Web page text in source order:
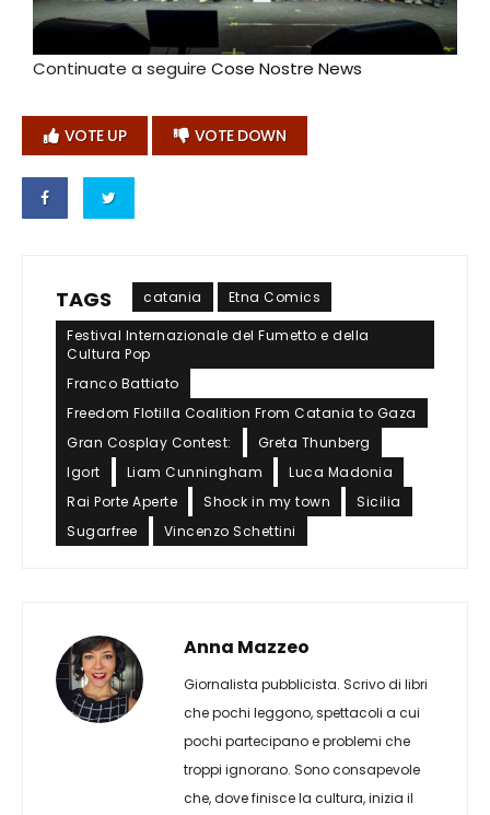
Continuate a seguire Cose Nostre News
VOTE UP VOTE DOWN
TAGS catania Etna Comics
Festival Internazionale del Fumetto e della
Cultura Pop
Franco Battiato
Freedom Flotilla Coalition From Catania to Gaza
Gran Cosplay Contest:
Greta Thunberg
Igort
Liam Cunningham
Luca Madonia
Rai Porte Aperte
Shock in my town
Sicilia
Sugarfree
Vincenzo Schettini
Anna Mazzeo
Giornalista pubblicista. Scrivo di libri
che pochi leggono, spettacoli a cui
pochi partecipano e problemi che
troppi ignorano. Sono consapevole
che, dove finisce la cultura, inizia il